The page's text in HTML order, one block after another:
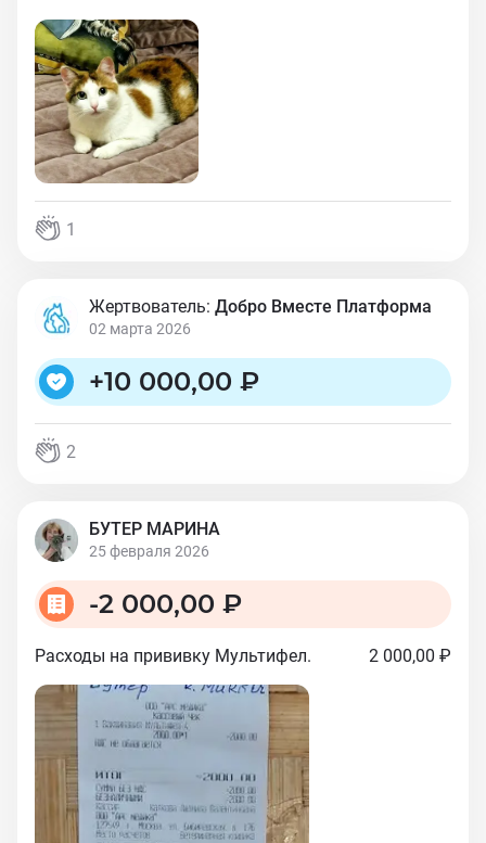
1
Жертвователь: Добро Вместе Платформа
02 марта 2026
+10 000,00 ₽
2
БУТЕР МАРИНА
25 февраля 2026
-2 000,00 ₽
Расходы на прививку Мультифел. 2 000,00 ₽